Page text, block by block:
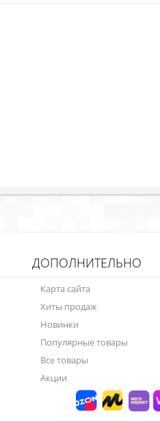
ДОПОЛНИТЕЛЬНО
Карта сайта
Хиты продаж
Новинки
Популярные товары
Все товары
Акции